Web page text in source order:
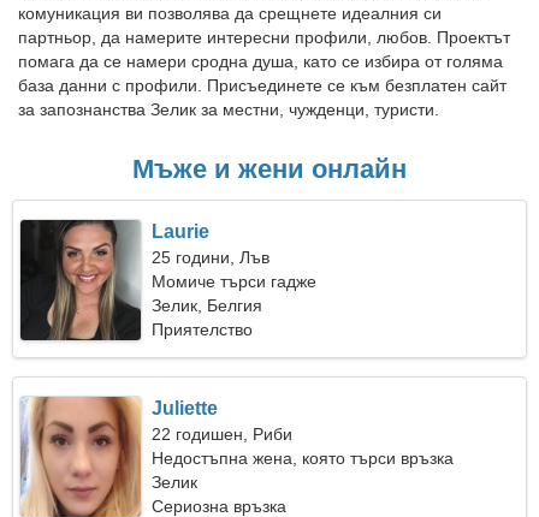
комуникация ви позволява да срещнете идеалния си
партньор, да намерите интересни профили, любов. Проектът
помага да се намери сродна душа, като се избира от голяма
база данни с профили. Присъединете се към безплатен сайт
за запознанства Зелик за местни, чужденци, туристи.
Мъже и жени онлайн
Laurie
25 години, Лъв
Момиче търси гадже
Зелик, Белгия
Приятелство
Juliette
22 годишен, Риби
Недостъпна жена, която търси връзка
Зелик
Сериозна връзка